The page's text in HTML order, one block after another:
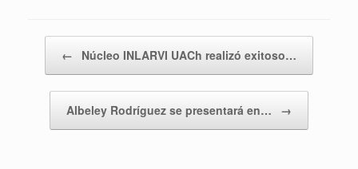
← Núcleo INLARVI UACh realizó exitoso…
Albeley Rodríguez se presentará en… →